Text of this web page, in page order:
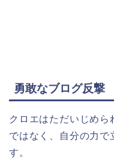
勇敢なブログ反撃
クロエはただいじめら
ではなく、自分の力で
す。